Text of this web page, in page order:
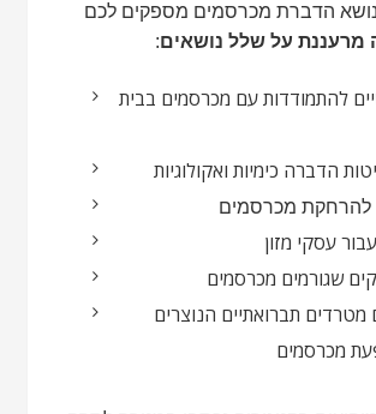
הדברת מכרסמים מספקים לכם
מרעננת על שלל נושאים:
להתמודדות עם מכרסמים בבית
הדברה כימיות ואקולוגיות
להרחקת מכרסמים
עסקי מזון
שגורמים מכרסמים
תברואתיים הנוצרים
מכרסמים